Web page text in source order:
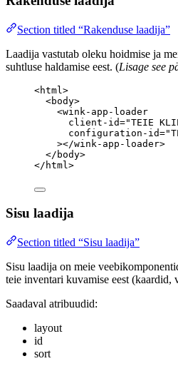
Section titled “Rakenduse laadija”
Laadija vastutab oleku hoidmise ja
suhtluse haldamise eest. (Lisage see
<html >
<body>
<wink-app-loader
client-id="TEIE
configuration-id="
></wink-app-loader>
</ body>
</ html >
Sisu laadija
Section titled “Sisu laadija”
Sisu laadija on meie
teie inventari kuvamise eest (kaardid,
Saadaval atribuudid:
layout
id
sort